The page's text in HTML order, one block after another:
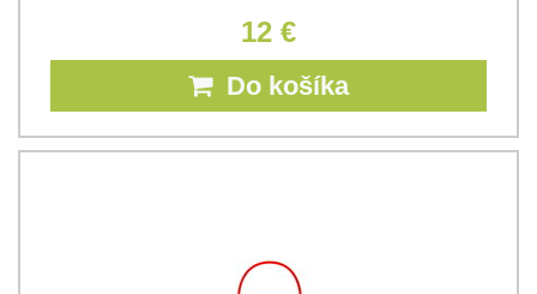
12 €
Do košíka